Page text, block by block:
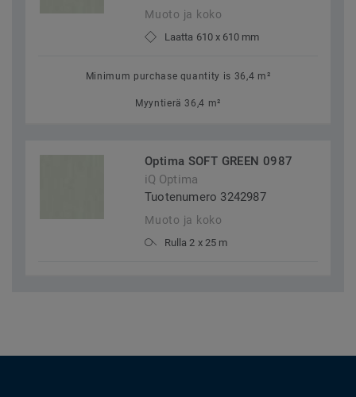
Muoto ja koko
Laatta 610 x 610 mm
Minimum purchase quantity is 36,4 m²
Myyntierä 36,4 m²
Optima SOFT GREEN 0987
iQ Optima
Tuotenumero 3242987
Muoto ja koko
Rulla 2 x 25 m